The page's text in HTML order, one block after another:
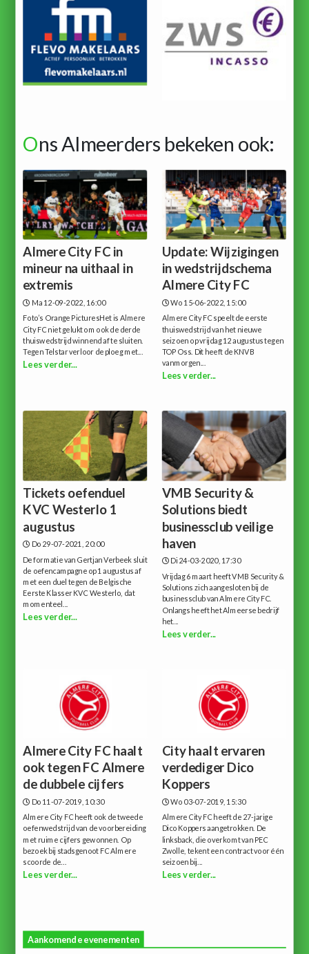
Ons Almeerders bekeken ook:
Almere City FC in
mineur na uithaal in
extremis
Ma 12-09-2022, 16:00
Foto’s Orange PicturesHet is Almere
City FC niet gelukt om ook de derde
thuiswedstrijd winnend af te sluiten.
Tegen Telstar verloor de ploeg met...
Lees verder...
Update: Wijzigingen
in wedstrijdschema
Almere City FC
Wo 15-06-2022, 15:00
Almere City FC speelt de eerste
thuiswedstrijd van het nieuwe
seizoen op vrijdag 12 augustus tegen
TOP Oss. Dit heeft de KNVB
vanmorgen...
Lees verder...
Tickets oefenduel
KVC Westerlo 1
augustus
Do 29-07-2021, 20:00
De formatie van Gertjan Verbeek sluit
de oefencampagne op 1 augustus af
met een duel tegen de Belgische
Eerste Klasser KVC Westerlo, dat
momenteel...
Lees verder...
VMB Security &
Solutions biedt
businessclub veilige
haven
Di 24-03-2020, 17:30
Vrijdag 6 maart heeft VMB Security &
Solutions zich aangesloten bij de
businessclub van Almere City FC.
Onlangs heeft het Almeerse bedrijf
het...
Lees verder...
Almere City FC haalt
ook tegen FC Almere
de dubbele cijfers
Do 11-07-2019, 10:30
Almere City FC heeft ook de tweede
oefenwedstrijd van de voorbereiding
met ruime cijfers gewonnen. Op
bezoek bij stadsgenoot FC Almere
scoorde de...
Lees verder...
City haalt ervaren
verdediger Dico
Koppers
Wo 03-07-2019, 15:30
Almere City FC heeft de 27-jarige
Dico Koppers aangetrokken. De
linksback, die overkomt van PEC
Zwolle, tekent een contract voor één
seizoen bij...
Lees verder...
Aankomende evenementen